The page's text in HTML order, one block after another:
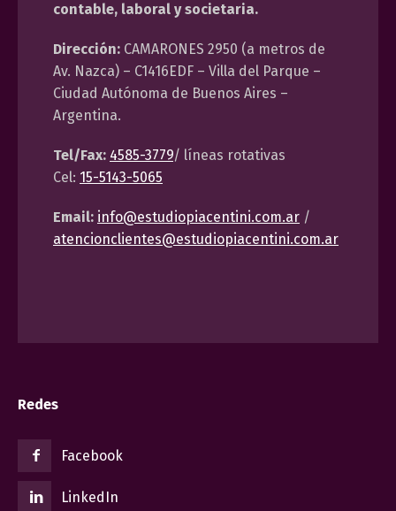
contable, laboral y societaria.
Dirección: CAMARONES 2950 (a metros de
Av. Nazca) – C1416EDF – Villa del Parque –
Ciudad Autónoma de Buenos Aires –
Argentina.
Tel/Fax: 4585-3779/ líneas rotativas
Cel: 15-5143-5065
Email: info@estudiopiacentini.com.ar /
atencionclientes@estudiopiacentini.com.ar
Redes
Facebook
LinkedIn